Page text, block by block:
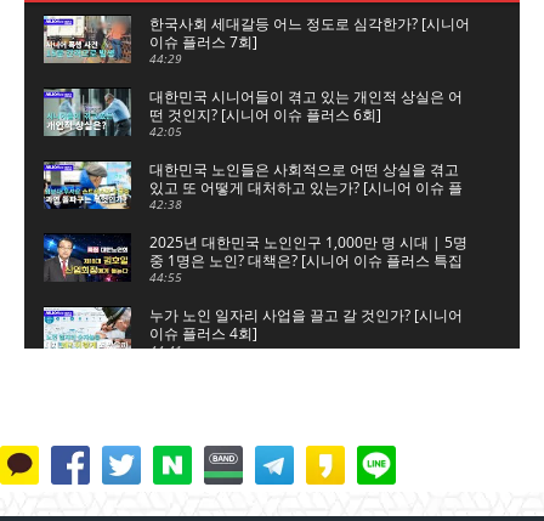
한국사회 세대갈등 어느 정도로 심각한가? [시니어
이슈 플러스 7회]
44:29
대한민국 시니어들이 겪고 있는 개인적 상실은 어
떤 것인지? [시니어 이슈 플러스 6회]
42:05
대한민국 노인들은 사회적으로 어떤 상실을 겪고
있고 또 어떻게 대처하고 있는가? [시니어 이슈 플
러스 5회]
42:38
2025년 대한민국 노인인구 1,000만 명 시대 | 5명
중 1명은 노인? 대책은? [시니어 이슈 플러스 특집
대한노인회]
44:55
누가 노인 일자리 사업을 끌고 갈 것인가? [시니어
이슈 플러스 4회]
44:41
은퇴는 새로운 시작, 새로운 출발이다 [시니어 이슈
플러스 2회]